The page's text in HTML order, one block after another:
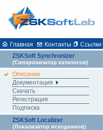
Главная Контакты
Ссылки
ZSKSoft Synchronizer
(Синхронизатор каталогов)
Описание
Документация
Скачать
Регистрация
Подписка
ZSKSoft Localizer
(Локализатор исходников)